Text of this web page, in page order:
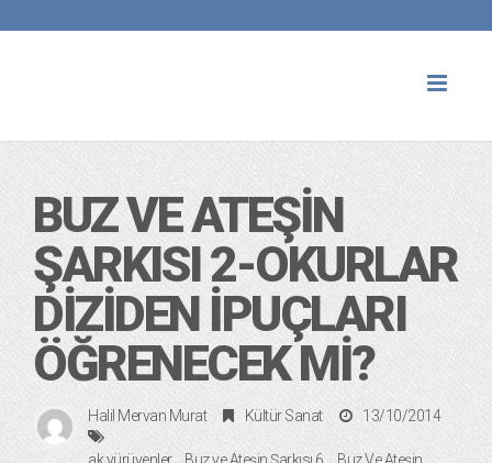
BUZ VE ATEŞIN
ŞARKISI 2-OKURLAR
DIZIDEN İPUÇLARI
ÖĞRENECEK MI?
Halil Mervan Murat Kültür Sanat 13/10/2014